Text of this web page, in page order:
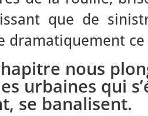
que de
dramatiquement ce
nous
urbaines qui
se banalisent.